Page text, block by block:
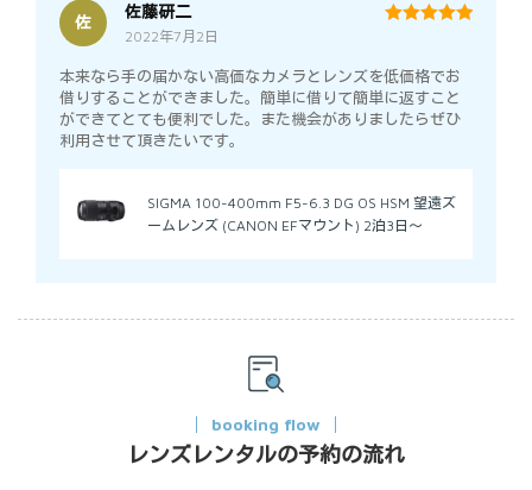
佐
佐藤研二
2022年7月2日
本来なら手の届かない高価なカメラとレンズを低価格でお
借りすることができました。簡単に借りて簡単に返すこと
ができてとても便利でした。また機会がありましたらぜひ
利用させて頂きたいです。
SIGMA 100-400mm F5-6.3 DG OS HSM 望遠ズ
ームレンズ (CANON EFマウント) 2泊3日～
booking flow
レンズレンタルの予約の流れ